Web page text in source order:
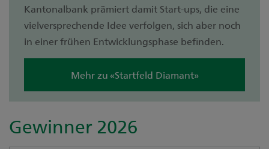
Kantonalbank prämiert damit Start-ups, die eine
vielversprechende Idee verfolgen, sich aber noch
in einer frühen Entwicklungsphase befinden.
Mehr zu «Startfeld Diamant»
Gewinner 2026